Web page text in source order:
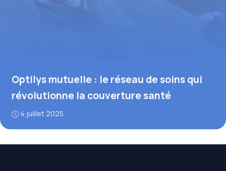
Optilys mutuelle : le réseau de soins qui
révolutionne la couverture santé
4 juillet 2025